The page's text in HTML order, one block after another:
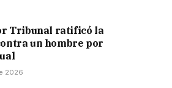
Tribunal ratificó la
un hombre por
2026